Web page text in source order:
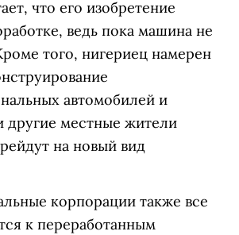
что его изобретение
ведь пока машина не
того, нигериец намерен
автомобилей и
другие местные жители
на новый вид
корпорации также все
к переработанным